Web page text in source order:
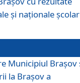
și naționale
Municipiul Brașov
la Brașov a